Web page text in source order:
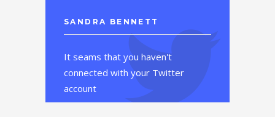
SANDRA BENNETT
It seams that you haven't
connected with your Twitter
account